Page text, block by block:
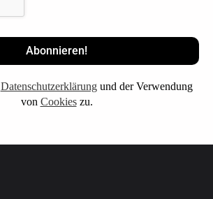
Datenschutzerklärungund der Verwendung
von Cookieszu.